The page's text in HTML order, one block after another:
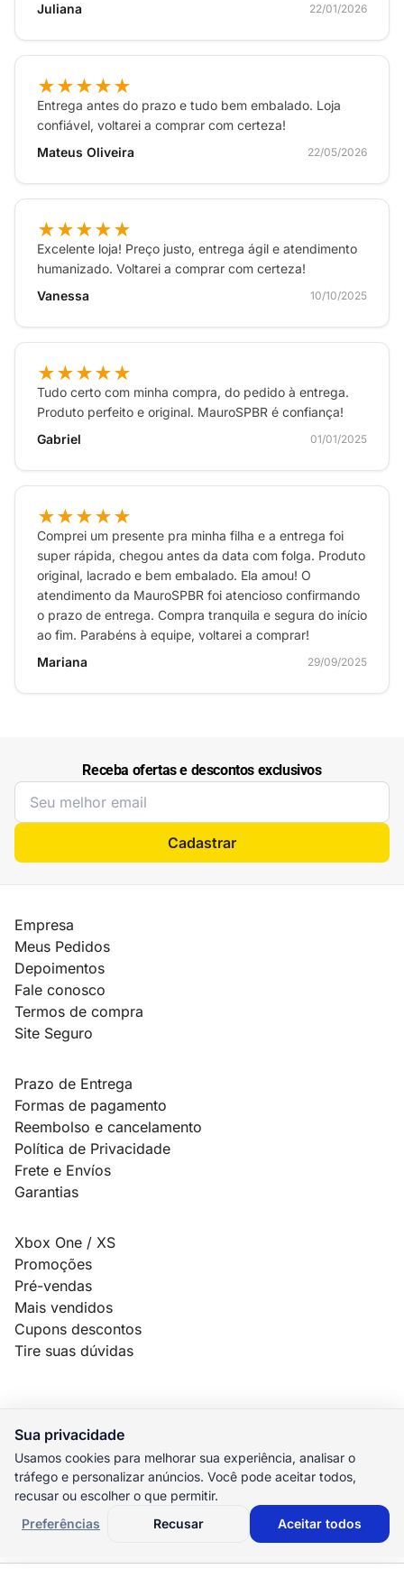
Juliana
22/01/2026
★★★★★
Entrega antes do prazo e tudo bem embalado. Loja
confiável, voltarei a comprar com certeza!
Mateus Oliveira
22/05/2026
★★★★★
Excelente loja! Preço justo, entrega ágil e atendimento
humanizado. Voltarei a comprar com certeza!
Vanessa
10/10/2025
★★★★★
Tudo certo com minha compra, do pedido à entrega.
Produto perfeito e original. MauroSPBR é confiança!
Gabriel
01/01/2025
★★★★★
Comprei um presente pra minha filha e a entrega foi
super rápida, chegou antes da data com folga. Produto
original, lacrado e bem embalado. Ela amou! O
atendimento da MauroSPBR foi atencioso confirmando
o prazo de entrega. Compra tranquila e segura do início
ao fim. Parabéns à equipe, voltarei a comprar!
Mariana
29/09/2025
Receba ofertas e descontos exclusivos
Cadastrar
Empresa
Meus Pedidos
Depoimentos
Fale conosco
Termos de compra
Site Seguro
Prazo de Entrega
Formas de pagamento
Reembolso e cancelamento
Política de Privacidade
Frete e Envíos
Garantias
Xbox One / XS
Promoções
Pré-vendas
Mais vendidos
Cupons descontos
Tire suas dúvidas
© 2026 MauroSPBR Games. Todos os direitos reservados.
elo HIPER AMEX pix
Preferências de cookies
Sua privacidade
Usamos cookies para melhorar sua experiência, analisar o
tráfego e personalizar anúncios. Você pode aceitar todos,
recusar ou escolher o que permitir.
Preferências
Recusar Aceitar todos